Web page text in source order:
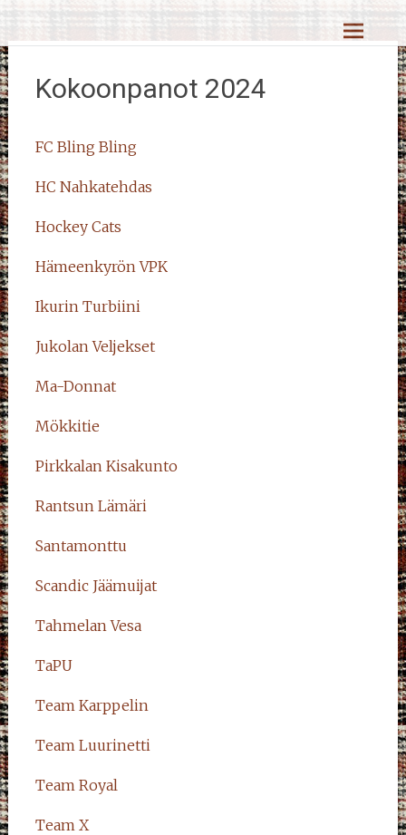
content
Kokoonpanot 2024
FC Bling Bling
HC Nahkatehdas
Hockey Cats
Hämeenkyrön VPK
Ikurin Turbiini
Jukolan Veljekset
Ma-Donnat
Mökkitie
Pirkkalan Kisakunto
Rantsun Lämäri
Santamonttu
Scandic Jäämuijat
Tahmelan Vesa
TaPU
Team Karppelin
Team Luurinetti
Team Royal
Team X